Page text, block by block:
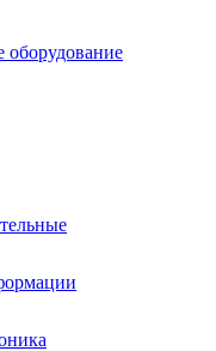
оборудование